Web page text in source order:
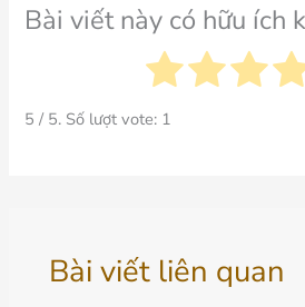
Bài viết này có hữu ích
5 / 5. Số lượt vote: 1
Bài viết liên quan